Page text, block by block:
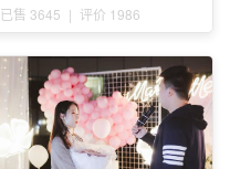
已售 3645 | 评价 1986